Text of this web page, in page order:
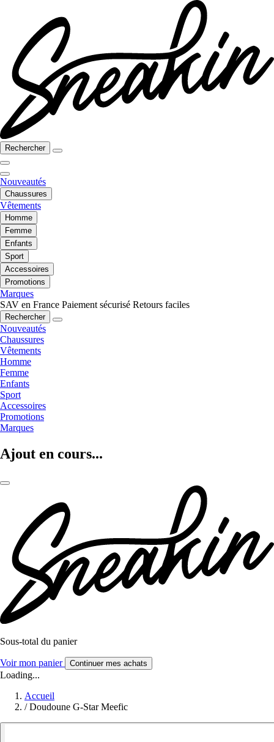
Rechercher
Nouveautés
Chaussures
Vêtements
Homme
Femme
Enfants
Sport
Accessoires
Promotions
Marques
SAV en France Paiement sécurisé Retours faciles
Rechercher
Nouveautés
Chaussures
Vêtements
Homme
Femme
Enfants
Sport
Accessoires
Promotions
Marques
Ajout en cours...
Sous-total du panier
Voir mon panier Continuer mes achats
Loading...
Accueil
/ Doudoune G-Star Meefic